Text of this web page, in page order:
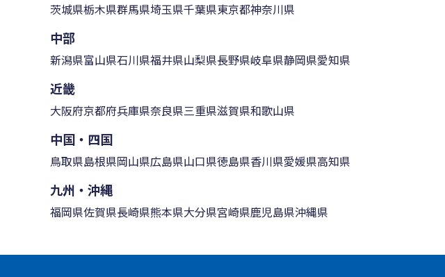
茨城県栃木県群馬県埼玉県千葉県東京都神奈川県
中部
新潟県富山県石川県福井県山梨県長野県岐阜県静岡県愛知県
近畿
大阪府京都府兵庫県奈良県三重県滋賀県和歌山県
中国・四国
鳥取県島根県岡山県広島県山口県徳島県香川県愛媛県高知県
九州・沖縄
福岡県佐賀県長崎県熊本県大分県宮崎県鹿児島県沖縄県